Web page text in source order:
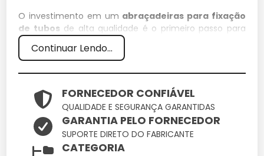
O investimento em um abraçadeiras para fixação
de tubos de alta qualidade é o primeiro passo para
garantir a eficiência de qualquer operação técnica.
Em nossa empresa, priorizamos soluções que unam
moderno no mercado.
Especificações Técnicas
Atributo
Continuar Lendo...
FORNECEDOR CONFIÁVEL
QUALIDADE E SEGURANÇA GARANTIDAS
GARANTIA PELO FORNECEDOR
SUPORTE DIRETO DO FABRICANTE
CATEGORIA